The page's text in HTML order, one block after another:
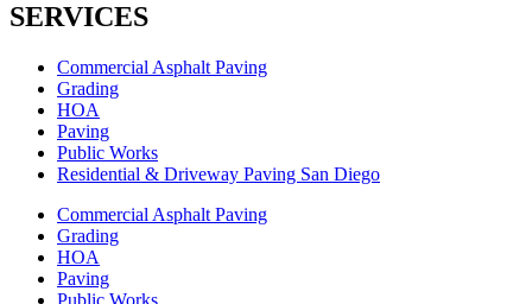
SERVICES
Commercial Asphalt Paving
Grading
HOA
Paving
Public Works
Residential & Driveway Paving San Diego
Commercial Asphalt Paving
Grading
HOA
Paving